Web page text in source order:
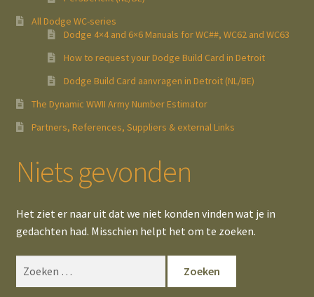
All Dodge WC-series
Dodge 4×4 and 6×6 Manuals for WC##, WC62 and WC63
How to request your Dodge Build Card in Detroit
Dodge Build Card aanvragen in Detroit (NL/BE)
The Dynamic WWII Army Number Estimator
Partners, References, Suppliers & external Links
Niets gevonden
Het ziet er naar uit dat we niet konden vinden wat je in
gedachten had. Misschien helpt het om te zoeken.